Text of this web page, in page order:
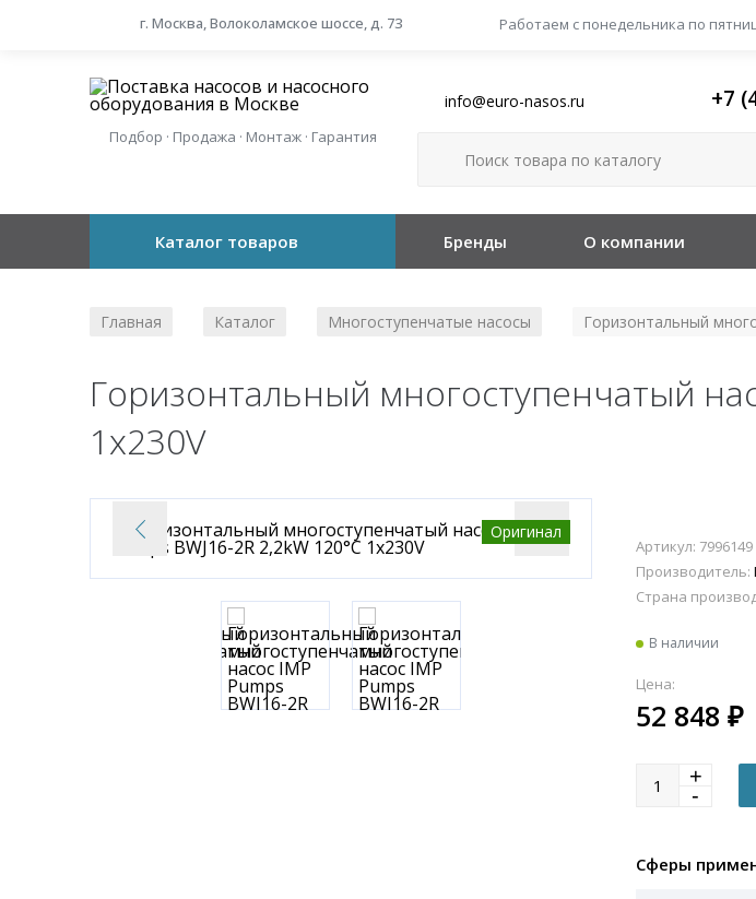
г. Москва, Волоколамское шоссе, д. 73 Работаем с понедельника по
Подбор · Продажа · Монтаж · Гарантия
info@euro-nasos.ru +7
Каталог товаров Бренды О компании
Главная Каталог Многоступенчатые насосы Горизонтальный
Горизонтальный многоступенчатый
1x230V
Оригинал
Артикул: 7996149
Производитель:
Страна
В наличии
Цена:
52 848 ₽
Сферы